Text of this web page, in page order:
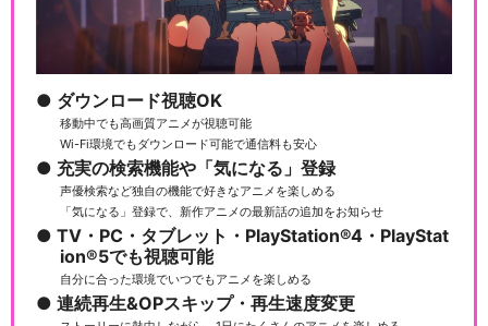
ダウンロード視聴OK
移動中でも高画質アニメが視聴可能
Wi-Fi環境でもダウンロード可能で通信料も安心
充実の検索機能や「気になる」登録
声優検索など独自の機能で好きなアニメを楽しめる
「気になる」登録で、新作アニメの最新話の追加をお知らせ
TV・PC・タブレット・PlayStation®4・PlayStat
ion®5でも視聴可能
自分に合った環境でいつでもアニメを楽しめる
連続再生&OPスキップ・再生速度変更